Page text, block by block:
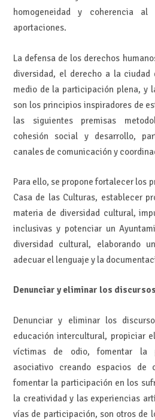
homogeneidad y coherencia
aportaciones.
La defensa de los derechos
diversidad, el derecho a la
medio de la participación plena, y
son los principios inspiradores de
las siguientes premisas
cohesión social y desarrollo,
canales de comunicación y
Para ello, se propone fortalecer los
Casa de las Culturas, establecer
materia de diversidad cultural,
inclusivas y potenciar un
diversidad cultural, elaborando
adecuar el lenguaje y la
Denunciar y eliminar los
Denunciar y eliminar los
educación intercultural, propiciar
víctimas de odio, fomentar la
asociativo creando espacios de
fomentar la participación en los
la creatividad y las experiencias
vías de participación, son otros de